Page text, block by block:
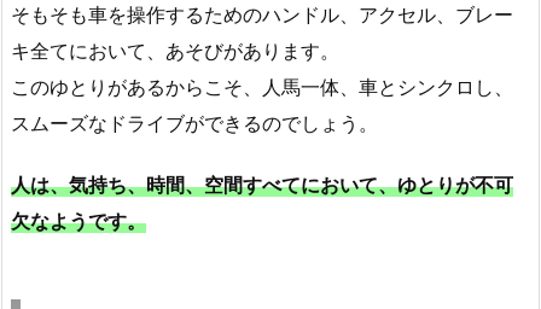
そもそも車を操作するためのハンドル、アクセル、ブレー
キ全てにおいて、あそびがあります。
このゆとりがあるからこそ、人馬一体、車とシンクロし、
スムーズなドライブができるのでしょう。
人は、気持ち、時間、空間すべてにおいて、ゆとりが不可
欠なようです。